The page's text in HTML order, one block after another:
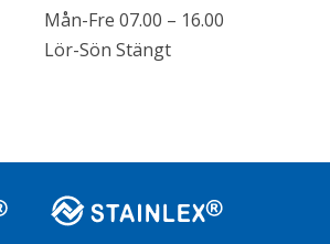
Mån-Fre 07.00 – 16.00
Lör-Sön Stängt
Kontakt